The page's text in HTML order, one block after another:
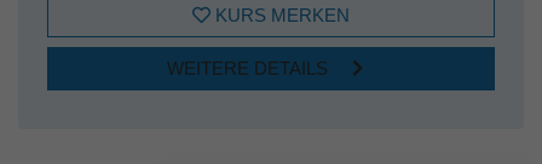
KURS MERKEN
WEITERE DETAILS